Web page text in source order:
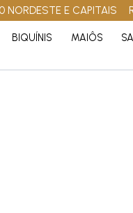
NORDESTE E CAPITAIS
BIQUÍNIS MAIÔS